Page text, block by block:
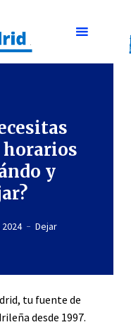
horarios
y
Dejar
tu fuente de
desde 1997.